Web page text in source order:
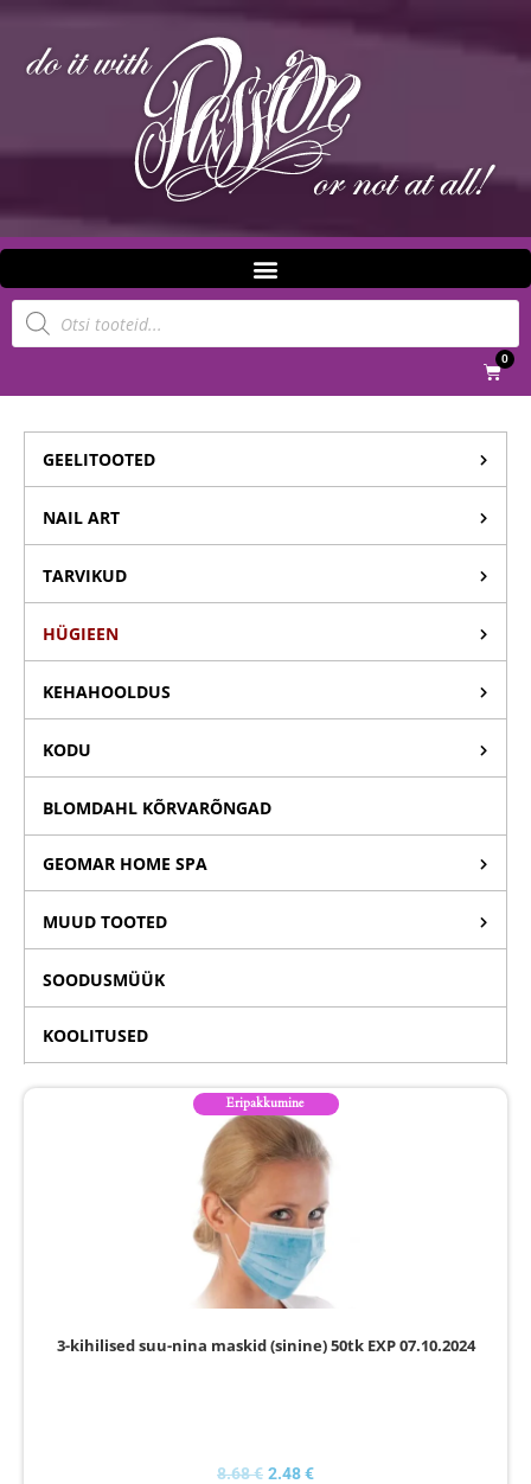
0
GEELITOOTED
NAIL ART
TARVIKUD
HÜGIEEN
KEHAHOOLDUS
KODU
BLOMDAHL KÕRVARÕNGAD
GEOMAR HOME SPA
MUUD TOOTED
SOODUSMÜÜK
KOOLITUSED
Eripakkumine
3-kihilised suu-nina maskid (sinine) 50tk EXP 07.10.2024
8.68€ 2.48€